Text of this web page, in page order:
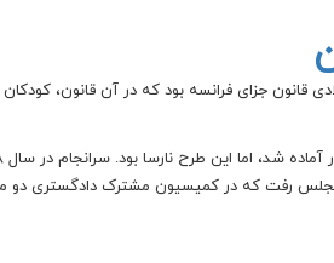
۱۳۳۸، قوانین ایران درباره مجازات کودکان بزهکار، برگرفته از قوانین سال ۱۸۱۲ میلادی قانون جزای فرانسه بود که در آن
مجلس رفت که در کمیسیون مشترک دادگستری